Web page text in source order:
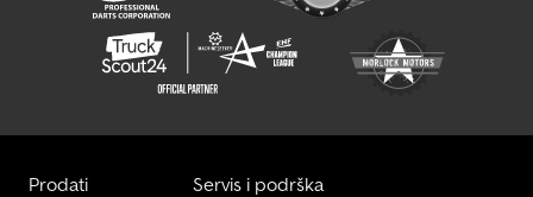
Linde H40T
Linde H45D
Prodati Servis i podrška